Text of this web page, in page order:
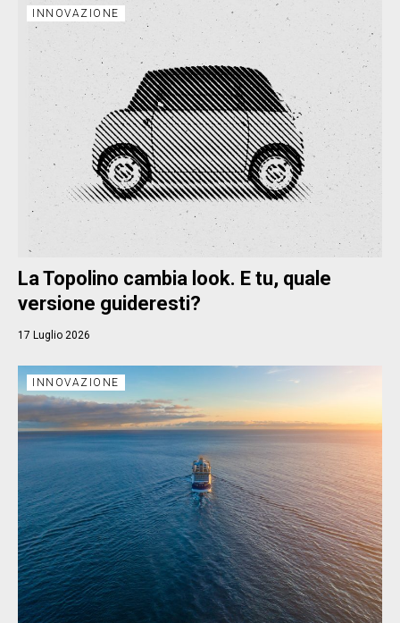
INNOVAZIONE
La Topolino cambia look. E tu, quale
versione guideresti?
17 Luglio 2026
INNOVAZIONE